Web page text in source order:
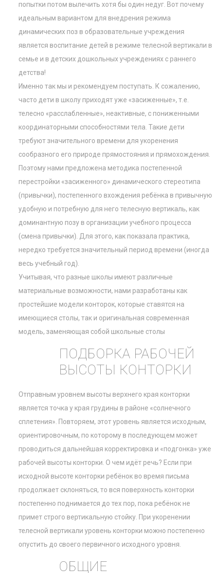
попытки потом вылечить хотя бы один недуг. Вот почему
идеальным вариантом для внедрения режима
динамических поз в образовательные учреждения
является воспитание детей в режиме телесной вертикали в
семье и в детских дошкольных учреждениях с раннего
детства!
Именно так мы и рекомендуем поступать. К сожалению,
часто дети в школу приходят уже «засиженные», т.е.
телесно «расслабленные», неактивные, с пониженными
координаторными способностями тела. Такие дети
требуют значительного времени для укоренения
сообразного его природе прямостояния и прямохождения.
Поэтому нами предложена методика постепенной
перестройки «засиженного» динамического стереотипа
(привычки), постепенного вхождения ребёнка в привычную
удобную и потребную для него телесную вертикаль, как
доминантную позу в организации учебного процесса
(смена привычки). Для этого, как показала практика,
нередко требуется значительный период времени (иногда
весь учебный год).
Учитывая, что разные школы имеют различные
материальные возможности, нами разработаны как
простейшие модели конторок, которые ставятся на
имеющиеся столы, так и оригинальная современная
модель, заменяющая собой школьные столы
ПОДБОРКА РАБОЧЕЙ
ВЫСОТЫ КОНТОРКИ
Отправным уровнем высоты верхнего края конторки
является точка у края грудины в районе «солнечного
сплетения». Повторяем, этот уровень является исходным,
ориентировочным, по которому в последующем может
проводиться дальнейшая корректировка и «подгонка» уже
рабочей высоты конторки. О чем идёт речь? Если при
исходной высоте конторки ребёнок во время письма
продолжает склоняться, то вся поверхность конторки
постепенно поднимается до тех пор, пока ребёнок не
примет строго вертикальную стойку. При укоренении
телесной вертикали уровень конторки можно постепенно
опустить до своего первичного исходного уровня.
ОБЩИЕ